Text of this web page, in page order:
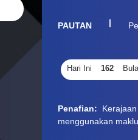
PAUTAN |
Hari Ini 162
Penafian:
menggunakan